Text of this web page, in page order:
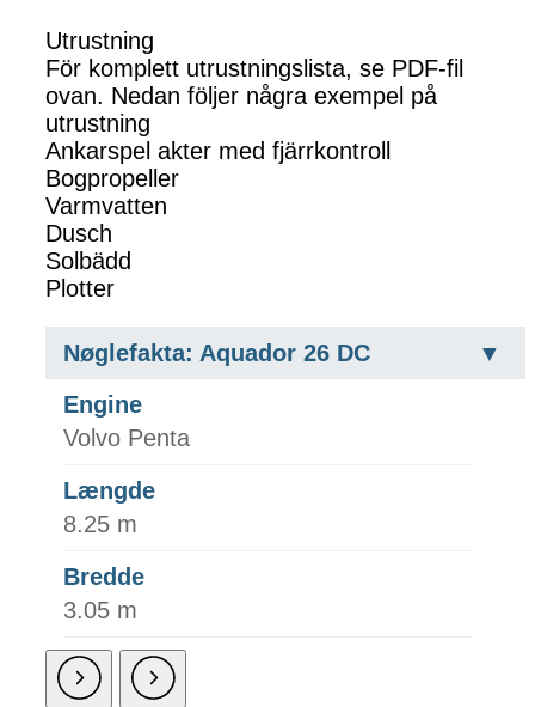
Utrustning
För komplett utrustningslista, se PDF-fil
ovan. Nedan följer några exempel på
utrustning
Ankarspel akter med fjärrkontroll
Bogpropeller
Varmvatten
Dusch
Solbädd
Plotter
Nøglefakta: Aquador 26 DC
Engine
Volvo Penta
Længde
8.25 m
Bredde
3.05 m